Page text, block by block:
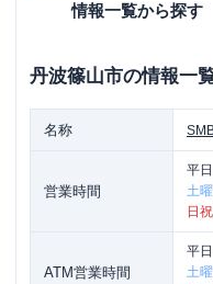
情報一覧から探す
丹波篠山市の情報一
名称
営業時間
平日
土曜
日祝
ATM営業時間
平日
土曜